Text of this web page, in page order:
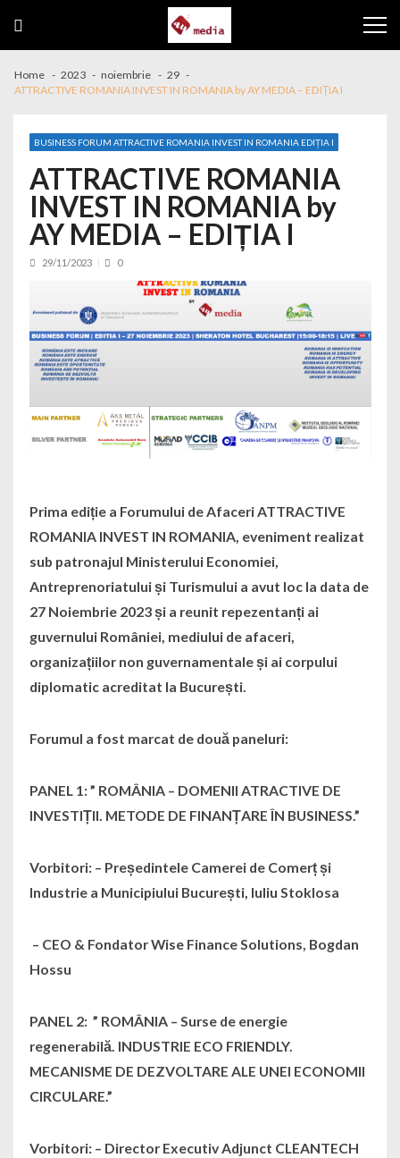
Home 2023 noiembrie
29
ATTRACTIVE ROMANIA INVEST IN ROMANIA by AY MEDIA – EDIȚIA I
BUSINESS FORUM ATTRACTIVE ROMANIA INVEST IN ROMANIA EDIȚIA I
ATTRACTIVE ROMANIA
INVEST IN ROMANIA by
AY MEDIA – EDIȚIA I
29/11/2023 0
Prima ediție a Forumului de Afaceri ATTRACTIVE
ROMANIA INVEST IN ROMANIA, eveniment realizat
sub patronajul Ministerului Economiei,
Antreprenoriatului și Turismului a avut loc la data de
27 Noiembrie 2023 și a reunit repezentanți ai
guvernului României, mediului de afaceri,
organizațiilor non guvernamentale și ai corpului
diplomatic acreditat la București.
Forumul a fost marcat de două paneluri:
PANEL 1: ” ROMÂNIA – DOMENII ATRACTIVE DE
INVESTIȚII. METODE DE FINANȚARE ÎN BUSINESS.”
Vorbitori: – Președintele Camerei de Comerț și
Industrie a Municipiului București, Iuliu Stoklosa
– CEO & Fondator Wise Finance Solutions, Bogdan
Hossu
PANEL 2: ” ROMÂNIA – Surse de energie
regenerabilă. INDUSTRIE ECO FRIENDLY.
MECANISME DE DEZVOLTARE ALE UNEI ECONOMII
CIRCULARE.”
Vorbitori: – Director Executiv Adjunct CLEANTECH